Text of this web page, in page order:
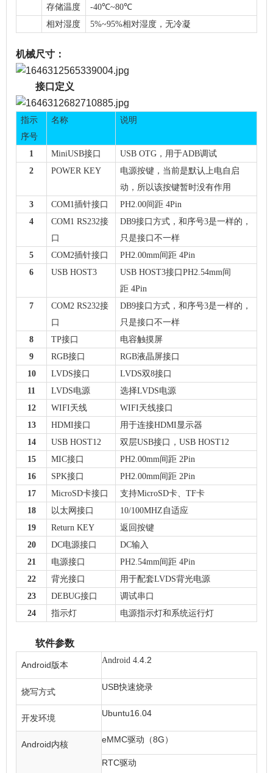
存储温度
-40℃~80℃
相对湿度
5%~95%相对湿度，无冷凝
机械尺寸：
接口定义
指示
序号
名称 说明
1 MiniUSB接口 USB OTG， 用于ADB调试
2
POWER KEY 电源按键 ， 当前是默认上电自启
动 ，所以该按键暂时没有作用
3
COM1插针接口 PH2.00间距 4Pin
4
COM1 RS232接
口
DB9接口方式 ， 和序号3是一样的，
只是接口不一样
5
COM2插针接口 PH2.00mm间距 4Pin
6
USB HOST3 USB HOST3接口 PH2.54mm间
距 4Pin
7
COM2 RS232接
口
DB9接口方式 ， 和序号3是一样的，
只是接口不一样
8
TP接口
电容触摸屏
9
RGB接口
RGB液晶屏接口
10
LVDS接口 LVDS双8接口
11
LVDS电源
选择LVDS电源
12
WIFI天线
WIFI天线接口
13
HDMI接口
用于连接HDMI显示器
14
USB HOST12 双层USB接口 ，USB HOST12
15
MIC接口 PH2.00mm间距 2Pin
16
SPK接口 PH2.00mm间距 2Pin
1 7 MicroSD卡接口 支持MicroSD卡 、TF卡
18
以太网接口
10/100MHZ自适应
19
Return KEY
返回按键
20
DC电源接口
DC输入
21
电源接口 PH2.54mm间距 4Pin
22
背光接口
用于配套LVDS背光电源
23
DEBUG接口
调试串口
24
指示灯 电源指示灯和系统运行灯
软件参数
Android版本
Android 4.4.2
烧写方式 USB快速烧录
开发环境 Ubuntu16.04
Android内核
eMMC驱动 （8G ）
RTC驱动